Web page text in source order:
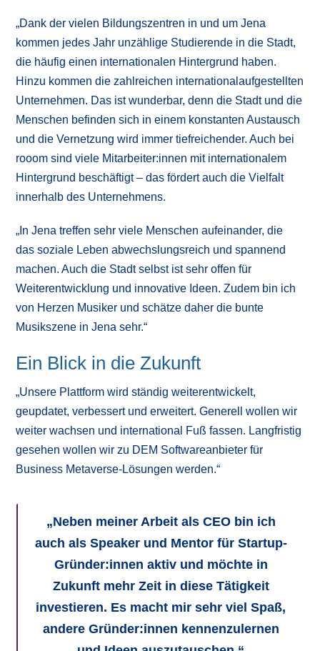
„Dank der vielen Bildungszentren in und um Jena
kommen jedes Jahr unzählige Studierende in die Stadt,
die häufig einen internationalen Hintergrund haben.
Hinzu kommen die zahlreichen internationalaufgestellten
Unternehmen. Das ist wunderbar, denn die Stadt und die
Menschen befinden sich in einem konstanten Austausch
und die Vernetzung wird immer tiefreichender. Auch bei
rooom sind viele Mitarbeiter:innen mit internationalem
Hintergrund beschäftigt – das fördert auch die Vielfalt
innerhalb des Unternehmens.
„In Jena treffen sehr viele Menschen aufeinander, die
das soziale Leben abwechslungsreich und spannend
machen. Auch die Stadt selbst ist sehr offen für
Weiterentwicklung und innovative Ideen. Zudem bin ich
von Herzen Musiker und schätze daher die bunte
Musikszene in Jena sehr.“
Ein Blick in die Zukunft
„Unsere Plattform wird ständig weiterentwickelt,
geupdatet, verbessert und erweitert. Generell wollen wir
weiter wachsen und international Fuß fassen. Langfristig
gesehen wollen wir zu DEM Softwareanbieter für
Business Metaverse-Lösungen werden.“
„Neben meiner Arbeit als CEO bin ich
auch als Speaker und Mentor für Startup-
Gründer:innen aktiv und möchte in
Zukunft mehr Zeit in diese Tätigkeit
investieren. Es macht mir sehr viel Spaß,
andere Gründer:innen kennenzulernen